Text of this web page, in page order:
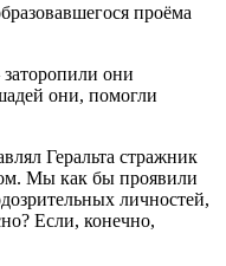
проёма
они
они, помогли
Геральта стражник
Мы как бы проявили
личностей,
Если, конечно,